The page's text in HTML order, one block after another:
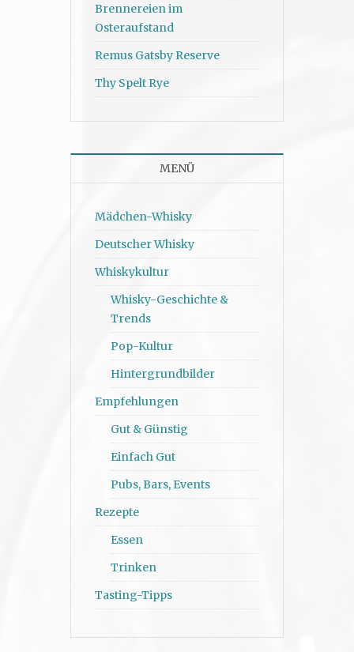
Brennereien im
Osteraufstand
Remus Gatsby Reserve
Thy Spelt Rye
MENÜ
Mädchen-Whisky
Deutscher Whisky
Whiskykultur
Whisky-Geschichte &
Trends
Pop-Kultur
Hintergrundbilder
Empfehlungen
Gut & Günstig
Einfach Gut
Pubs, Bars, Events
Rezepte
Essen
Trinken
Tasting-Tipps